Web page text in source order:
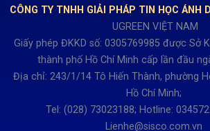
Thời gian làm việc từ Thứ 2- Thứ 7
Buổi chiều từ 13h15 đến 17h30
Thứ 7 làm đến 15h30 chiều.
CÔNG TY TNHH GIẢI PHÁP TIN HỌC ÁNH
UGREEN VIỆT NAM
Giấy phép ĐKKD số: 0305769985 được Sở
thành phố Hồ Chí Minh cấp lần đầu
Địa chỉ: 243/1/14 Tô Hiến Thành, phường
Hồ Chí Minh;
Tel: (028) 73023188; Hotline:
Lienhe@sisco.com.vn